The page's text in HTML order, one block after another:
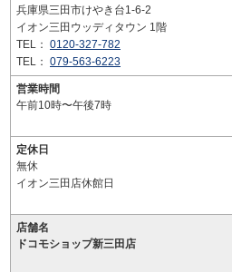
兵庫県三田市けやき台1-6-2
イオン三田ウッディタウン 1階
TEL： 0120-327-782
TEL： 079-563-6223
営業時間
午前10時〜午後7時
定休日
無休
イオン三田店休館日
店舗名
ドコモショップ新三田店